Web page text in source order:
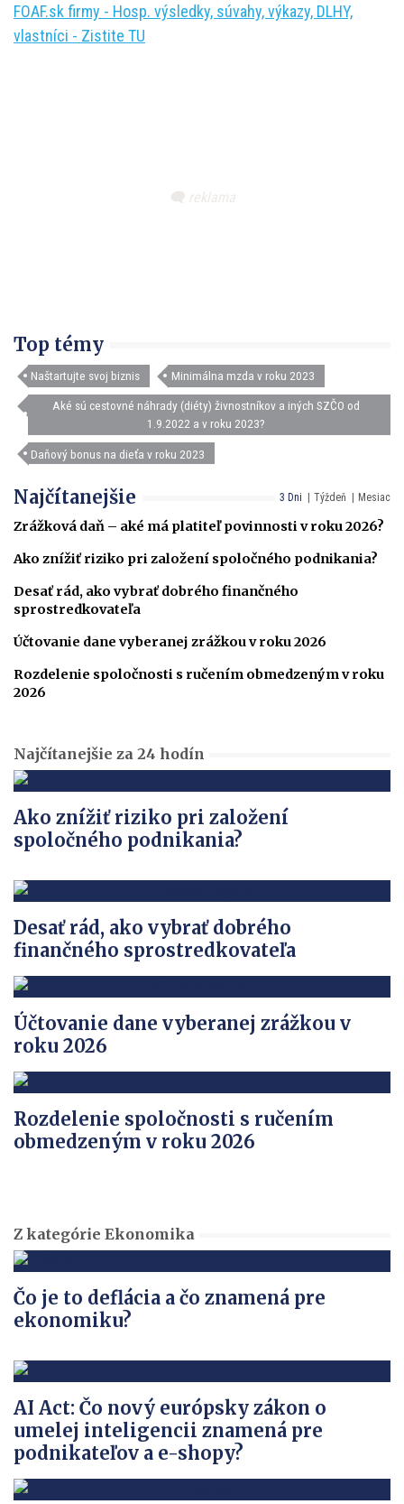
FOAF.sk firmy - Hosp. výsledky, súvahy, výkazy, DLHY,
vlastníci - Zistite TU
Top témy
Naštartujte svoj biznis Minimálna mzda v roku 2023
Aké sú cestovné náhrady (diéty) živnostníkov a iných SZČO od
1.9.2022 a v roku 2023?
Daňový bonus na dieťa v roku 2023
3 Dni Týždeň Mesiac
Najčítanejšie
Zrážková daň – aké má platiteľ povinnosti v roku 2026?
Ako znížiť riziko pri založení spoločného podnikania?
Desať rád, ako vybrať dobrého finančného
sprostredkovateľa
Účtovanie dane vyberanej zrážkou v roku 2026
Rozdelenie spoločnosti s ručením obmedzeným v roku
2026
Najčítanejšie za 24 hodín
Ako znížiť riziko pri založení
spoločného podnikania?
Desať rád, ako vybrať dobrého
finančného sprostredkovateľa
Účtovanie dane vyberanej zrážkou v
roku 2026
Rozdelenie spoločnosti s ručením
obmedzeným v roku 2026
Z kategórie Ekonomika
Čo je to deflácia a čo znamená pre
ekonomiku?
AI Act: Čo nový európsky zákon o
umelej inteligencii znamená pre
podnikateľov a e-shopy?